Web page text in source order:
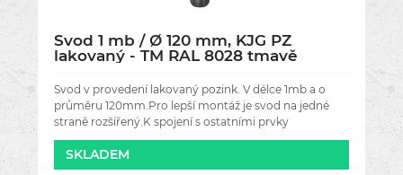
Svod 1 mb / Ø 120 mm, KJG PZ
lakovaný - TM RAL 8028 tmavě
Svod v provedení lakovaný pozink. V délce 1mb a o
průměru 120mm.Pro lepší montáž je svod na jedné
straně rozšířený.K spojení s ostatními prvky
okapového systému použijte buď nýty
SKLADEM